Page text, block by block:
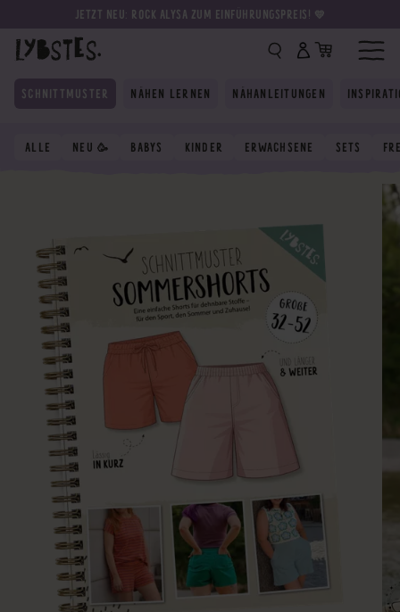
JETZT NEU: ROCK ALYSA ZUM EINFÜHRUNGSPREIS! 💛
SCHNITTMUSTER
ALLE NEU 🥳 BABYS KINDER ERWACHSENE SETS
NÄHEN LERNEN NÄHANLEITUNGEN